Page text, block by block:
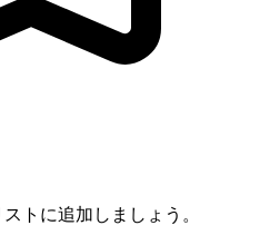
トに追加しましょう。